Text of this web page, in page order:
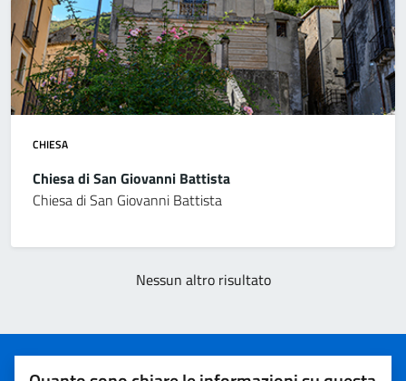
CHIESA
Chiesa di San Giovanni Battista
Chiesa di San Giovanni Battista
Nessun altro risultato